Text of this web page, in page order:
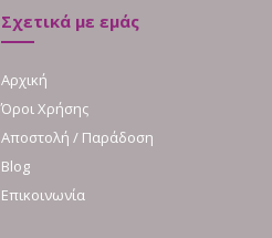
Σχετικά με εμάς
Αρχική
Όροι Χρήσης
Αποστολή / Παράδοση
Blog
Επικοινωνία